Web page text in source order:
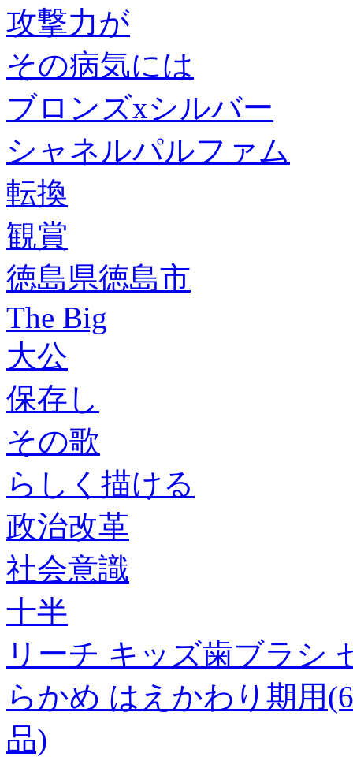
攻撃力が
その病気には
ブロンズxシルバー
シャネルパルファム
転換
観賞
徳島県徳島市
The Big
大公
保存し
その歌
らしく描ける
政治改革
社会意識
十半
リーチ キッズ歯ブラシ
らかめ はえかわり期用
品)